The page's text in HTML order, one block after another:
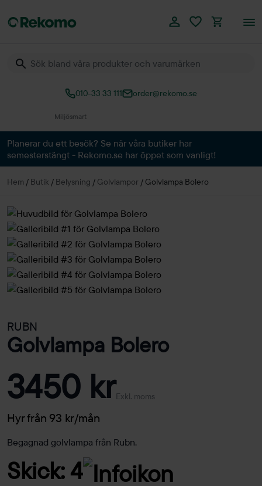
010-33 33 111 order@rekomo.se
Planerar du ett besök? Se när våra butiker har
semesterstängt - Rekomo.se har öppet som vanligt!
Hem / Butik / Belysning / Golvlampor / Golvlampa Bolero
RUBN
Golvlampa Bolero
3450 krExkl. moms
Hyr från 93 kr/mån
Begagnad golvlampa från Rubn.
Skick: 4